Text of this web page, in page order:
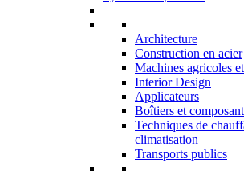
Architecture
Construction en acier
Machines agricoles
Interior Design
Applicateurs
Boîtiers et
Techniques de
climatisation
Transports publics